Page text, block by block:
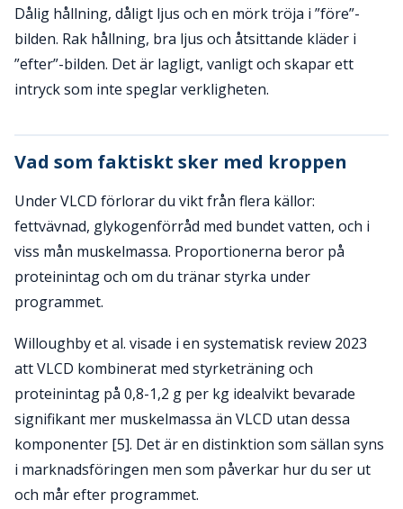
Dålig hållning, dåligt ljus och en mörk tröja i ”före”-
bilden. Rak hållning, bra ljus och åtsittande kläder i
”efter”-bilden. Det är lagligt, vanligt och skapar ett
intryck som inte speglar verkligheten.
Vad som faktiskt sker med kroppen
Under VLCD förlorar du vikt från flera källor:
fettvävnad, glykogenförråd med bundet vatten, och i
viss mån muskelmassa. Proportionerna beror på
proteinintag och om du tränar styrka under
programmet.
Willoughby et al. visade i en systematisk review 2023
att VLCD kombinerat med styrketräning och
proteinintag på 0,8-1,2 g per kg idealvikt bevarade
signifikant mer muskelmassa än VLCD utan dessa
komponenter [5]. Det är en distinktion som sällan syns
i marknadsföringen men som påverkar hur du ser ut
och mår efter programmet.